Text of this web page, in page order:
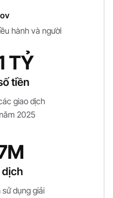
hành và người
TỶ
tiền
giao dịch
2025
dịch
dụng giải